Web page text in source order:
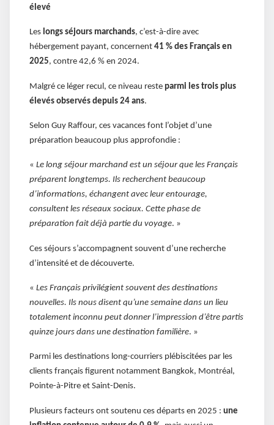
élevé
Les longs séjours marchands, c’est-à-dire avec
hébergement payant, concernent 41 % des Français en
2025, contre 42,6 % en 2024.
Malgré ce léger recul, ce niveau reste parmi les trois plus
élevés observés depuis 24 ans.
Selon Guy Raffour, ces vacances font l’objet d’une
préparation beaucoup plus approfondie :
« Le long séjour marchand est un séjour que les Français
préparent longtemps. Ils recherchent beaucoup
d’informations, échangent avec leur entourage,
consultent les réseaux sociaux. Cette phase de
préparation fait déjà partie du voyage. »
Ces séjours s’accompagnent souvent d’une recherche
d’intensité et de découverte.
« Les Français privilégient souvent des destinations
nouvelles. Ils nous disent qu’une semaine dans un lieu
totalement inconnu peut donner l’impression d’être partis
quinze jours dans une destination familière. »
Parmi les destinations long-courriers plébiscitées par les
clients français figurent notamment Bangkok, Montréal,
Pointe-à-Pitre et Saint-Denis.
Plusieurs facteurs ont soutenu ces départs en 2025 : une